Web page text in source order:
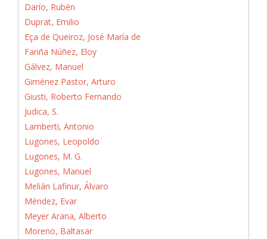
Darío, Rubén
Duprat, Emilio
Eça de Queiroz, José María de
Fariña Núñez, Eloy
Gálvez, Manuel
Giménez Pastor, Arturo
Giusti, Roberto Fernando
Judica, S.
Lamberti, Antonio
Lugones, Leopoldo
Lugones, M. G.
Lugones, Manuel
Melián Lafinur, Álvaro
Méndez, Evar
Meyer Arana, Alberto
Moreno, Baltasar